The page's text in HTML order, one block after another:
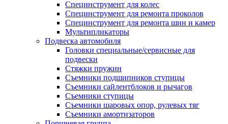
Специнструмент для колес
Специнструмент для ремонта проколов
Специнструмент для ремонта шин и камер
Мультипликаторы
Подвеска автомобиля
Головки специальные/сервисные для
подвески
Стяжки пружин
Съемники подшипников ступицы
Съемники сайлентблоков и рычагов
Съемники ступицы
Съемники шаровых опор, рулевых тяг
Съемники амортизаторов